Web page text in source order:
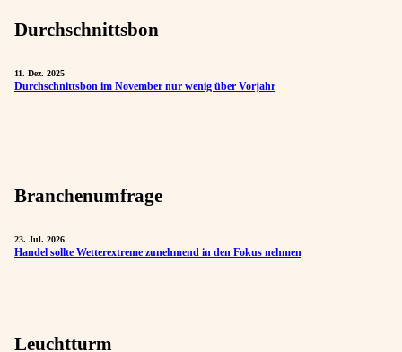
Durchschnittsbon
11. Dez. 2025
Durchschnittsbon im November nur wenig über Vorjahr
Branchenumfrage
23. Jul. 2026
Handel sollte Wetterextreme zunehmend in den Fokus nehmen
Leuchtturm